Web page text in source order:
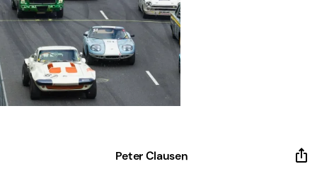
Peter Clausen